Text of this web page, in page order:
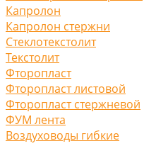
Капролон
Капролон стержни
Стеклотекстолит
Текстолит
Фторопласт
Фторопласт листовой
Фторопласт стержневой
ФУМ лента
Воздуховоды гибкие